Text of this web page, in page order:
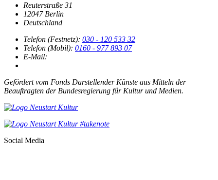
Reuterstraße 31
12047 Berlin
Deutschland
Telefon (Festnetz): 030 - 120 533 32
Telefon (Mobil): 0160 - 977 893 07
E-Mail:
Gefördert vom Fonds Darstellender Künste aus Mitteln der
Beauftragten der Bundesregierung für Kultur und Medien.
Social Media